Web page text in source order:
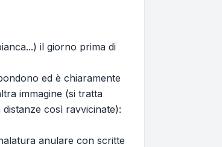
il giorno prima di
ed è chiaramente
immagine (si tratta
così ravvicinate):
anulare con scritte